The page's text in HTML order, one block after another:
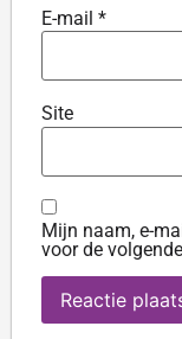
E-mail *
Site
Mijn naam, e-
voor de